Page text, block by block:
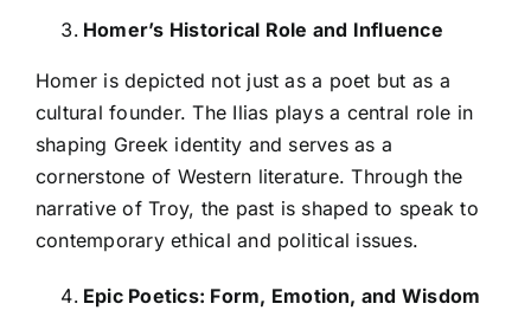
Homer’s Historical Role and Influence
Homer is depicted not just as a poet but as a
cultural founder. The Ilias plays a central role in
shaping Greek identity and serves as a
cornerstone of Western literature. Through the
narrative of Troy, the past is shaped to speak to
contemporary ethical and political issues.
Epic Poetics: Form, Emotion, and Wisdom